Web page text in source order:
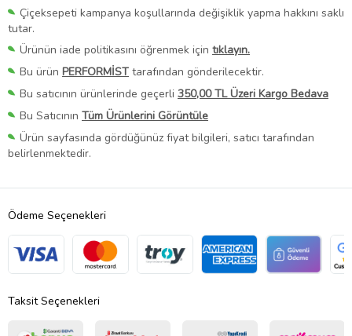
Çiçeksepeti kampanya koşullarında değişiklik yapma hakkını saklı
tutar.
Ürünün iade politikasını öğrenmek için tıklayın.
Bu ürün PERFORMİST tarafından gönderilecektir.
Bu satıcının ürünlerinde geçerli 350,00 TL Üzeri Kargo Bedava
Bu Satıcının Tüm Ürünlerini Görüntüle
Ürün sayfasında gördüğünüz fiyat bilgileri, satıcı tarafından
belirlenmektedir.
Ödeme Seçenekleri
Taksit Seçenekleri